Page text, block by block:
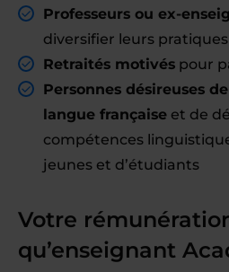
Professeurs ou ex-
diversifier leurs pratiques
Retraités motivés pour
Personnes désireuses
langue française et de
compétences
jeunes et d’étudiants
Votre
qu’enseignant